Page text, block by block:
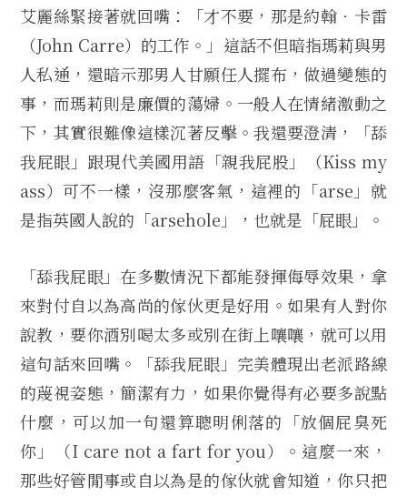
艾麗絲緊接著就回嘴：「才不要，那是約翰‧卡雷
（John Carre）的工作。」這話不但暗指瑪莉與男
人私通，還暗示那男人甘願任人擺布，做過變態的
事，而瑪莉則是廉價的蕩婦。一般人在情緒激動之
下，其實很難像這樣沉著反擊。我還要澄清，「舔
我屁眼」跟現代美國用語「親我屁股」（Kiss my
ass）可不一樣，沒那麼客氣，這裡的「arse」就
是指英國人說的「arsehole」，也就是「屁眼」。
「舔我屁眼」在多數情況下都能發揮侮辱效果，拿
來對付自以為高尚的傢伙更是好用。如果有人對你
說教，要你酒別喝太多或別在街上嚷嚷，就可以用
這句話來回嘴。「舔我屁眼」完美體現出老派路線
的蔑視姿態，簡潔有力，如果你覺得有必要多說點
什麼，可以加一句還算聰明俐落的「放個屁臭死
你」（I care not a fart for you）。這麼一來，
那些好管閒事或自以為是的傢伙就會知道，你只把